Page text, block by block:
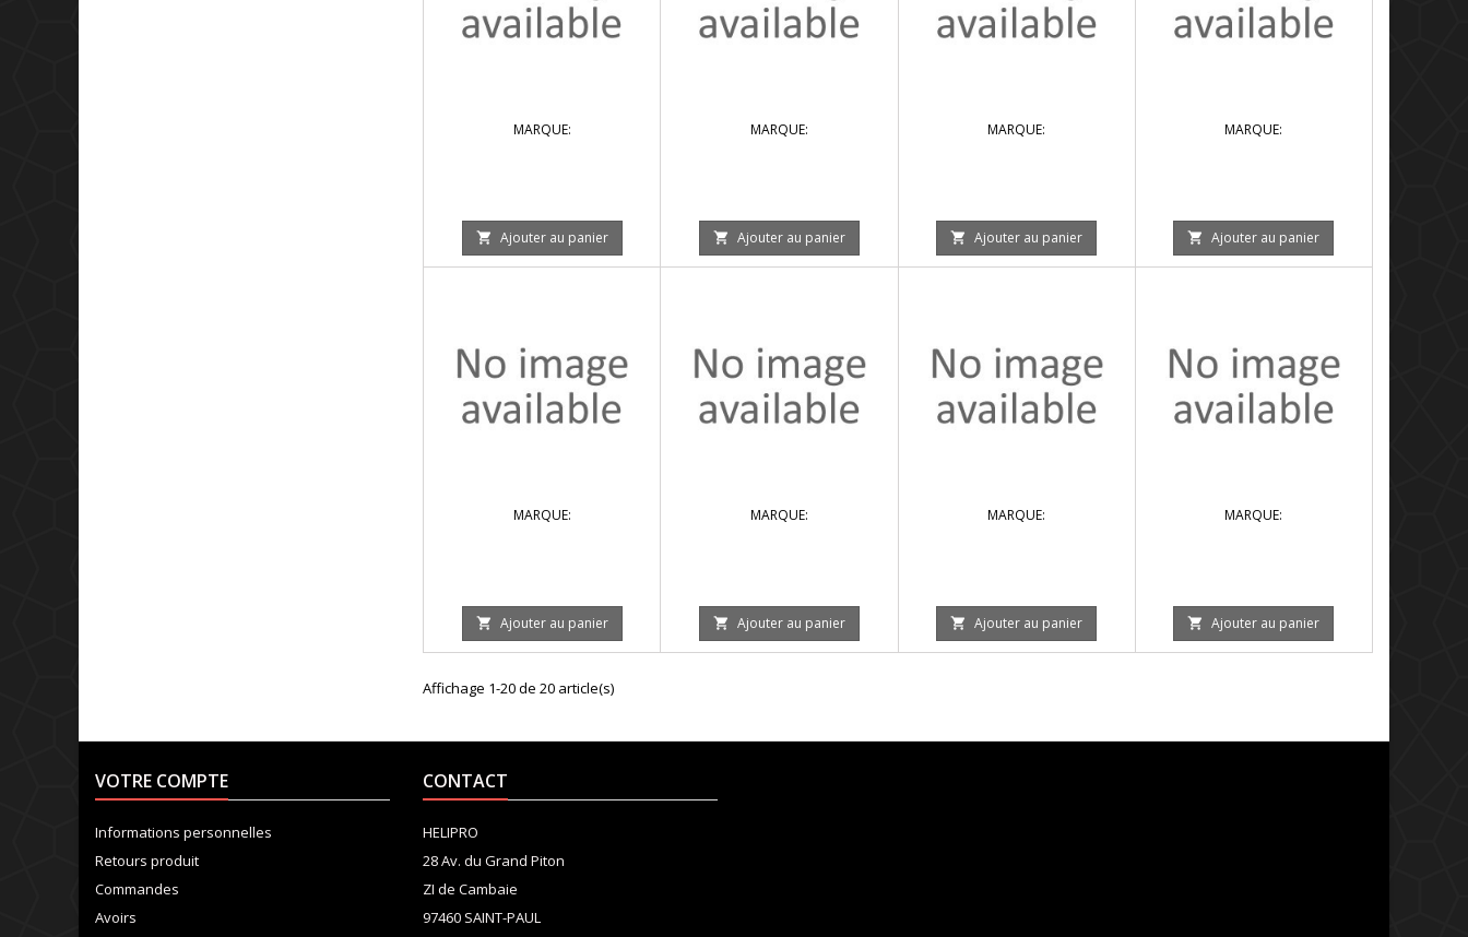
MARQUE:
 Ajouter au panier
MARQUE:
 Ajouter au panier
MARQUE:
 Ajouter au panier
MARQUE:
 Ajouter au panier
MARQUE:
 Ajouter au panier
MARQUE:
 Ajouter au panier
MARQUE:
 Ajouter au panier
MARQUE:
 Ajouter au panier
Affichage 1-20 de 20 article(s)
VOTRE COMPTE
Informations personnelles
Retours produit
Commandes
Avoirs
CONTACT
HELIPRO
28 Av. du Grand Piton
ZI de Cambaie
97460 SAINT-PAUL